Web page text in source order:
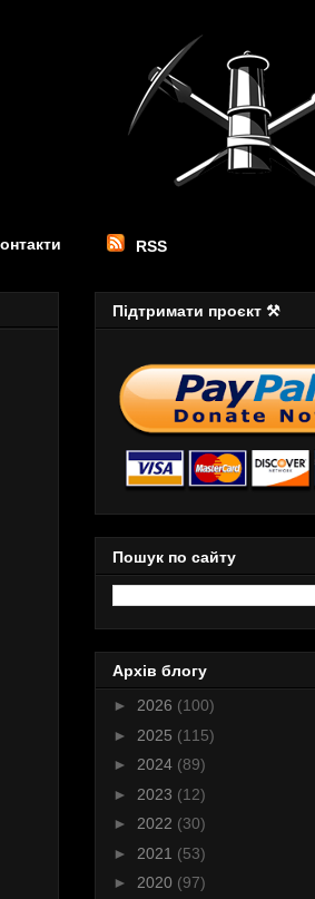
RSS
Підтримати проєкт ⚒
Пошук по сайту
Архів блогу
► 2026 (100)
► 2025 (115)
► 2024 (89)
► 2023 (12)
► 2022 (30)
► 2021 (53)
► 2020 (97)